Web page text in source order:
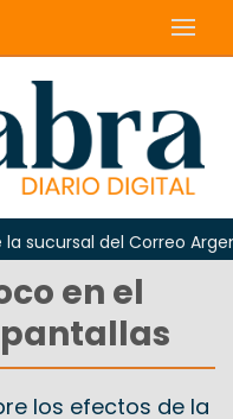
del Correo Argentino
en el
los efectos de la